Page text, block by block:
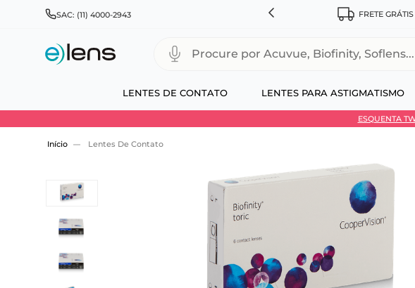
SAC: (11) 4000-2943
& JOHNSON, ALCON, BAUSCH+LOMB E COOPERVISION FRETE
LENTES DE CONTATO LENTES PARA ASTIGMATISMO
Procure por Acuvue, Biofinity, Soflens...
ESQUENTA
Use 30HOJE e ganhe 30% OFF + economia extra no Pix
Lentes De Contato